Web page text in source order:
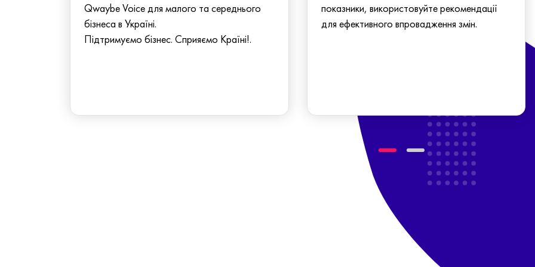
Qwaybe Voice для малого та середнього
бізнеса в Україні.
Підтримуємо бізнес. Сприяємо Країні!.
показники, використовуйте рекомендації
для ефективного впровадження змін.